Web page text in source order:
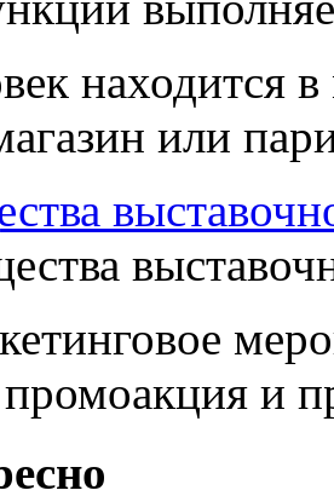
находится
или
и